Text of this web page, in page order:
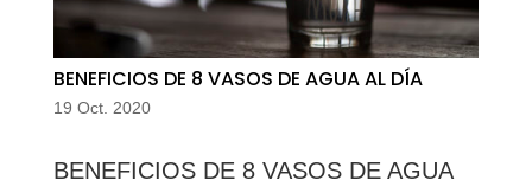
BENEFICIOS DE 8 VASOS DE AGUA AL DÍA
19 Oct. 2020
BENEFICIOS DE 8 VASOS DE AGUA